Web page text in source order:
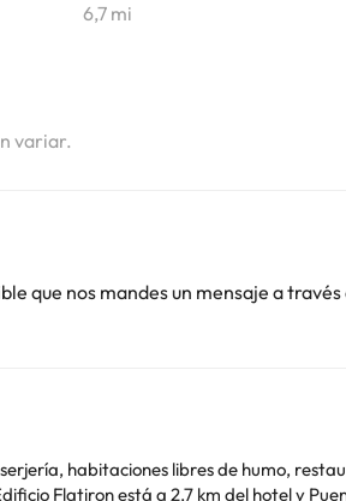
6,7 mi
variar.
que nos mandes un mensaje a través
habitaciones libres de humo,
Flatiron está a 2,7 km del hotel y Puente